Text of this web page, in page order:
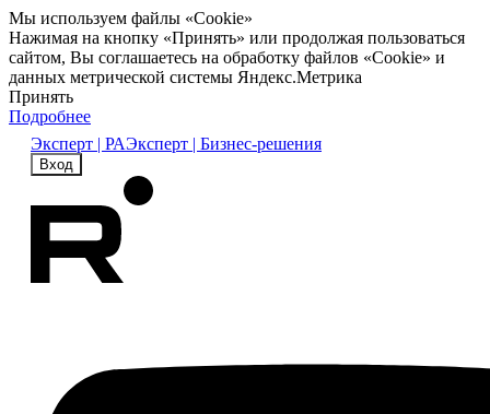
Мы используем файлы «Cookie»
Нажимая на кнопку «Принять» или продолжая пользоваться
сайтом, Вы соглашаетесь на обработку файлов «Cookie» и
данных метрической системы Яндекс.Метрика
Принять
Подробнее
Эксперт | РАЭксперт | Бизнес-решения
Вход